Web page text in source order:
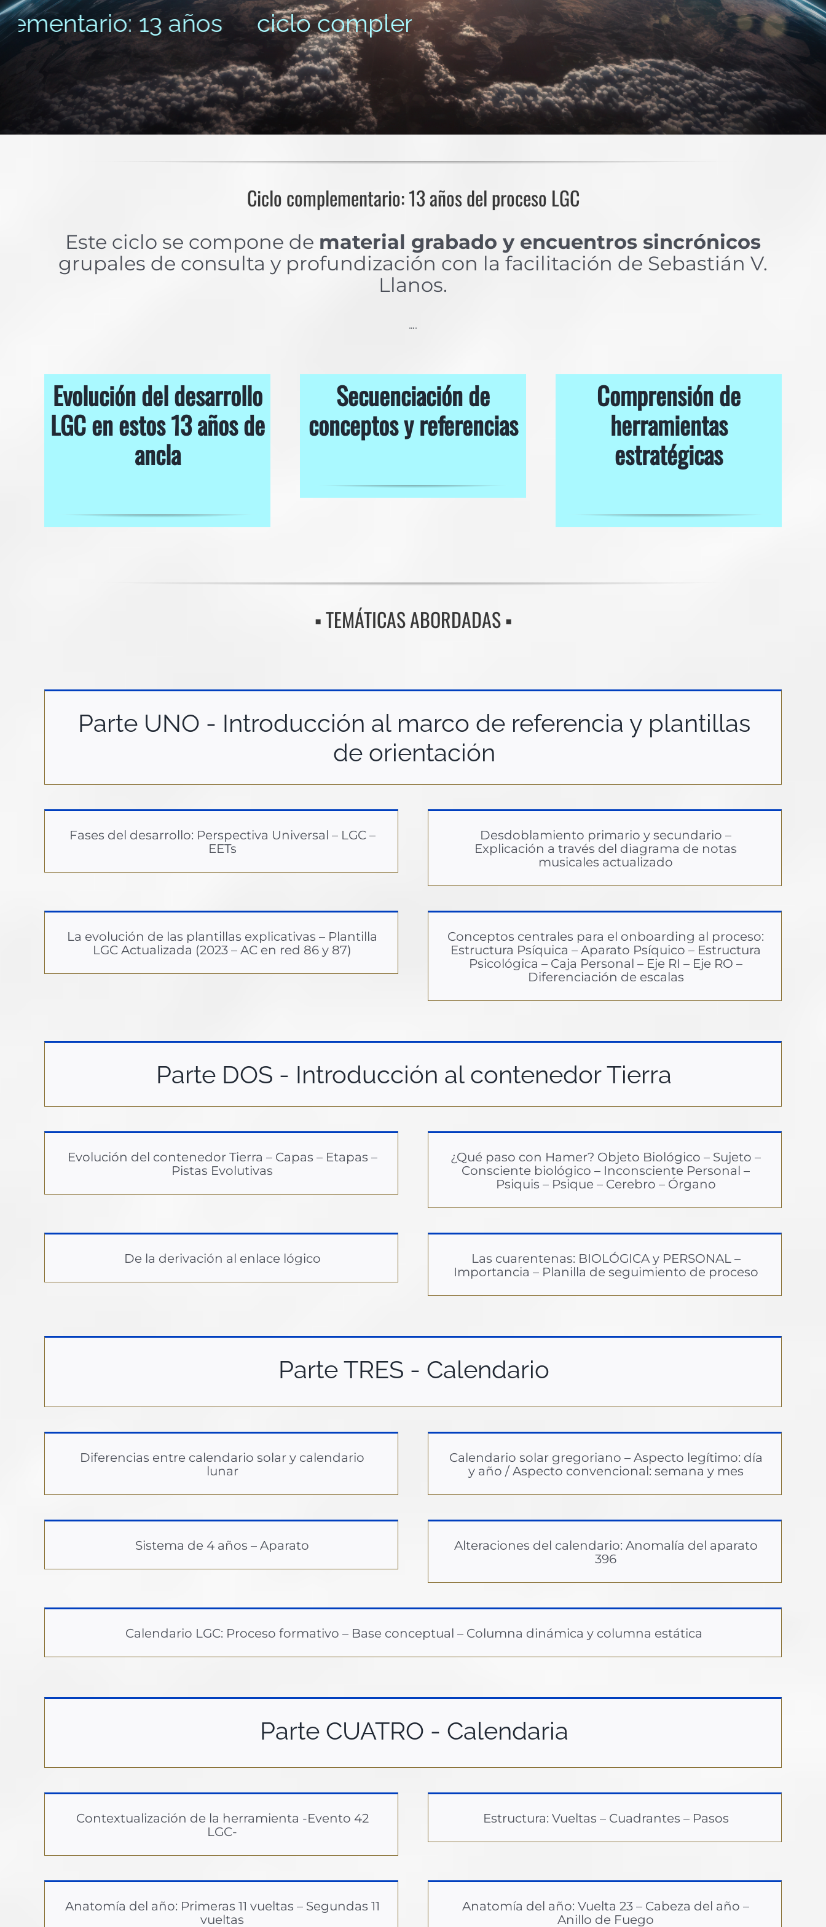
13 años ciclo complementario: 13 años
Ciclo complementario: 13 años del proceso LGC
Este ciclo se compone de material grabado y encuentros sincrónicos
grupales de consulta y profundización con la facilitación de Sebastián V.
Llanos.
….
Evolución del desarrollo
LGC en estos 13 años de
ancla
Secuenciación de
conceptos y referencias
Comprensión de
herramientas
estratégicas
▪️ TEMÁTICAS ABORDADAS ▪️
Parte UNO - Introducción al marco de referencia y plantillas
de orientación
Fases del desarrollo: Perspectiva Universal – LGC –
EETs
Desdoblamiento primario y secundario –
Explicación a través del diagrama de notas
musicales actualizado
La evolución de las plantillas explicativas – Plantilla
LGC Actualizada (2023 – AC en red 86 y 87)
Conceptos centrales para el onboarding al proceso:
Estructura Psíquica – Aparato Psíquico – Estructura
Psicológica – Caja Personal – Eje RI – Eje RO –
Diferenciación de escalas
Parte DOS - Introducción al contenedor Tierra
Evolución del contenedor Tierra – Capas – Etapas –
Pistas Evolutivas
¿Qué paso con Hamer? Objeto Biológico – Sujeto –
Consciente biológico – Inconsciente Personal –
Psiquis – Psique – Cerebro – Órgano
De la derivación al enlace lógico
Las cuarentenas: BIOLÓGICA y PERSONAL –
Importancia – Planilla de seguimiento de proceso
Parte TRES - Calendario
Diferencias entre calendario solar y calendario
lunar
Calendario solar gregoriano – Aspecto legítimo: día
y año / Aspecto convencional: semana y mes
Sistema de 4 años – Aparato
Alteraciones del calendario: Anomalía del aparato
396
Calendario LGC: Proceso formativo – Base conceptual – Columna dinámica y columna estática
Parte CUATRO - Calendaria
Contextualización de la herramienta -Evento 42
LGC-
Estructura: Vueltas – Cuadrantes – Pasos
Anatomía del año: Primeras 11 vueltas – Segundas 11
vueltas
Anatomía del año: Vuelta 23 – Cabeza del año –
Anillo de Fuego